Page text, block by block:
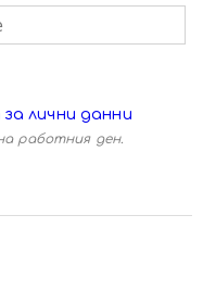
лични данни
работния ден.